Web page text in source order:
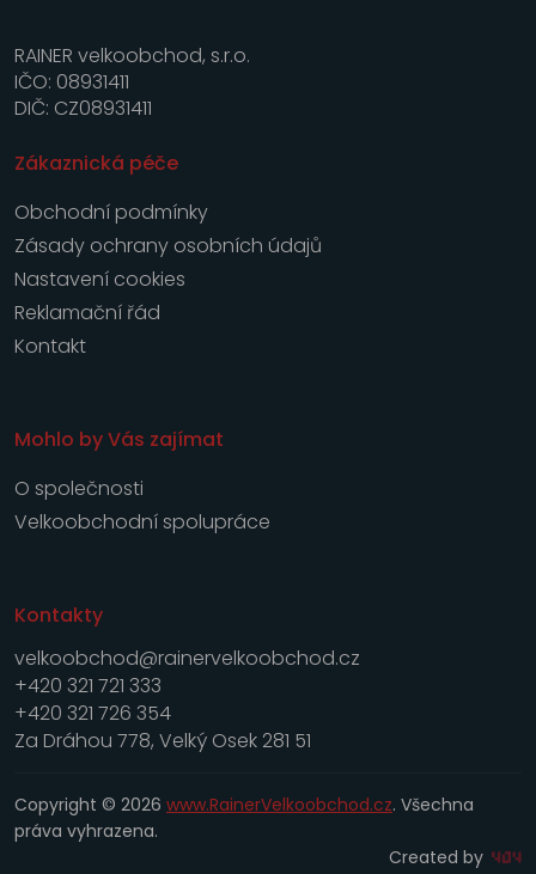
RAINER velkoobchod, s.r.o.
IČO: 08931411
DIČ: CZ08931411
Zákaznická péče
Obchodní podmínky
Zásady ochrany osobních údajů
Nastavení cookies
Reklamační řád
Kontakt
Mohlo by Vás zajímat
O společnosti
Velkoobchodní spolupráce
Kontakty
velkoobchod@rainervelkoobchod.cz
+420 321 721 333
+420 321 726 354
Za Dráhou 778, Velký Osek 281 51
Copyright © 2026 www.RainerVelkoobchod.cz. Všechna
práva vyhrazena.
Created by